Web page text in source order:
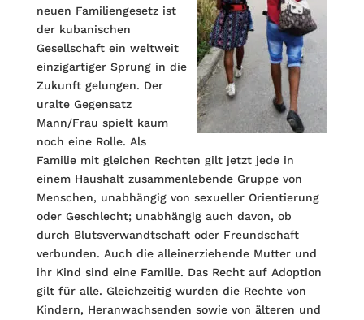
neuen Familiengesetz ist
der kubanischen
Gesellschaft ein weltweit
einzigartiger Sprung in die
Zukunft gelungen. Der
uralte Gegensatz
Mann/Frau spielt kaum
noch eine Rolle. Als
Familie mit gleichen Rechten gilt jetzt jede in
einem Haushalt zusammenlebende Gruppe von
Menschen, unabhängig von sexueller Orientierung
oder Geschlecht; unabhängig auch davon, ob
durch Blutsverwandtschaft oder Freundschaft
verbunden. Auch die alleinerziehende Mutter und
ihr Kind sind eine Familie. Das Recht auf Adoption
gilt für alle. Gleichzeitig wurden die Rechte von
Kindern, Heranwachsenden sowie von älteren und